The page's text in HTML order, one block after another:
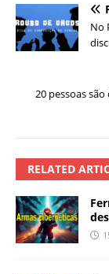
No
20 pessoas
RELATED